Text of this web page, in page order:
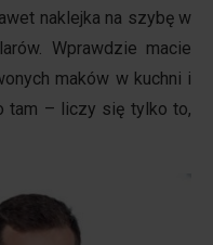
naklejka na szybę w
Wprawdzie macie
maków w kuchni i
tam – liczy się tylko to,